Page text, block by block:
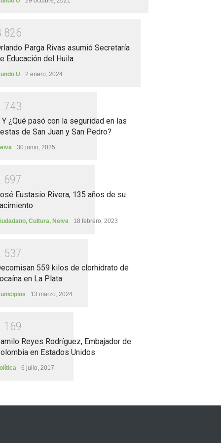
826
Parga Rivas asumió Secretaría
Educación del Huila
U 2 enero, 2024
743
Y ¿Qué pasó con la seguridad en las
de San Juan y San Pedro?
30 junio, 2025
697
Eustasio Rivera, 135 años de su
, Cultura, Neiva 18 febrero, 2023
537
559 kilos de clorhidrato de
en La Plata
13 marzo, 2024
1 69
Reyes Rodríguez, Embajador de
en Estados Unidos
6 julio, 2017